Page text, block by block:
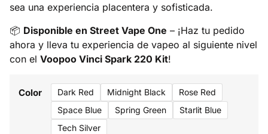
sea una experiencia placentera y sofisticada.
📦 Disponible en Street Vape One – ¡Haz tu pedido
ahora y lleva tu experiencia de vapeo al siguiente nivel
con el Voopoo Vinci Spark 220 Kit!
Color Dark Red Midnight Black
Rose Red
Space Blue
Spring Green
Starlit Blue
Tech Silver